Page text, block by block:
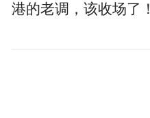
港的老调，该收场了！